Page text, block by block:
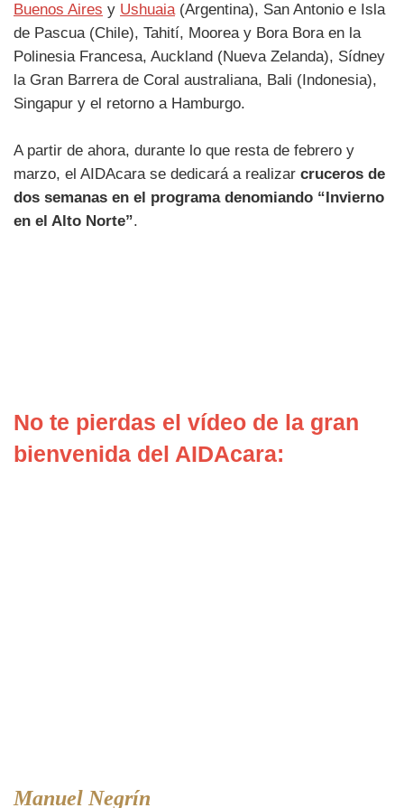
Buenos Aires y Ushuaia(Argentina), San Antonio e Isla
de Pascua (Chile), Tahití, Moorea y Bora Bora en la
Polinesia Francesa, Auckland (Nueva Zelanda), Sídney
la Gran Barrera de Coral australiana, Bali (Indonesia),
Singapur y el retorno a Hamburgo.
A partir de ahora, durante lo que resta de febrero y
marzo, el AIDAcara se dedicará a realizar cruceros de
dos semanas en el programa denomiando “Invierno
en el Alto Norte”.
No te pierdas el vídeo de la gran
bienvenida del AIDAcara:
Manuel Negrín